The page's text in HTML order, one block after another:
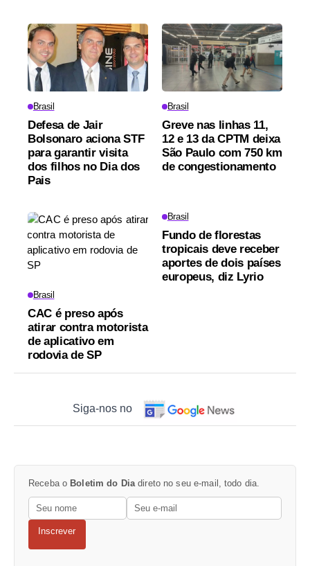
Brasil
Defesa de Jair
Bolsonaro aciona STF
para garantir visita
dos filhos no Dia dos
Pais
Brasil
Greve nas linhas 11,
12 e 13 da CPTM deixa
São Paulo com 750 km
de congestionamento
Brasil
CAC é preso após
atirar contra motorista
de aplicativo em
rodovia de SP
Brasil
Fundo de florestas
tropicais deve receber
aportes de dois países
europeus, diz Lyrio
Siga-nos no
Receba o Boletim do Dia direto no seu e-mail, todo dia.
Inscrever